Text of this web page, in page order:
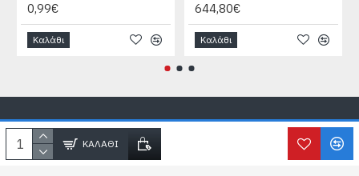
ΚΑΛΆΘΙ
0,99€
Καλάθι
644,80€
Καλάθι
Copyright © SecureLife.gr2026, All Rights Reserved